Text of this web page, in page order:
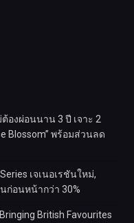
องผ่อนนาน 3 ปี เจาะ 2
Blossom” พร้อมส่วนลด
เจเนอเรชันใหม่,
ก่อนหน้ากว่า 30%
British Favourites